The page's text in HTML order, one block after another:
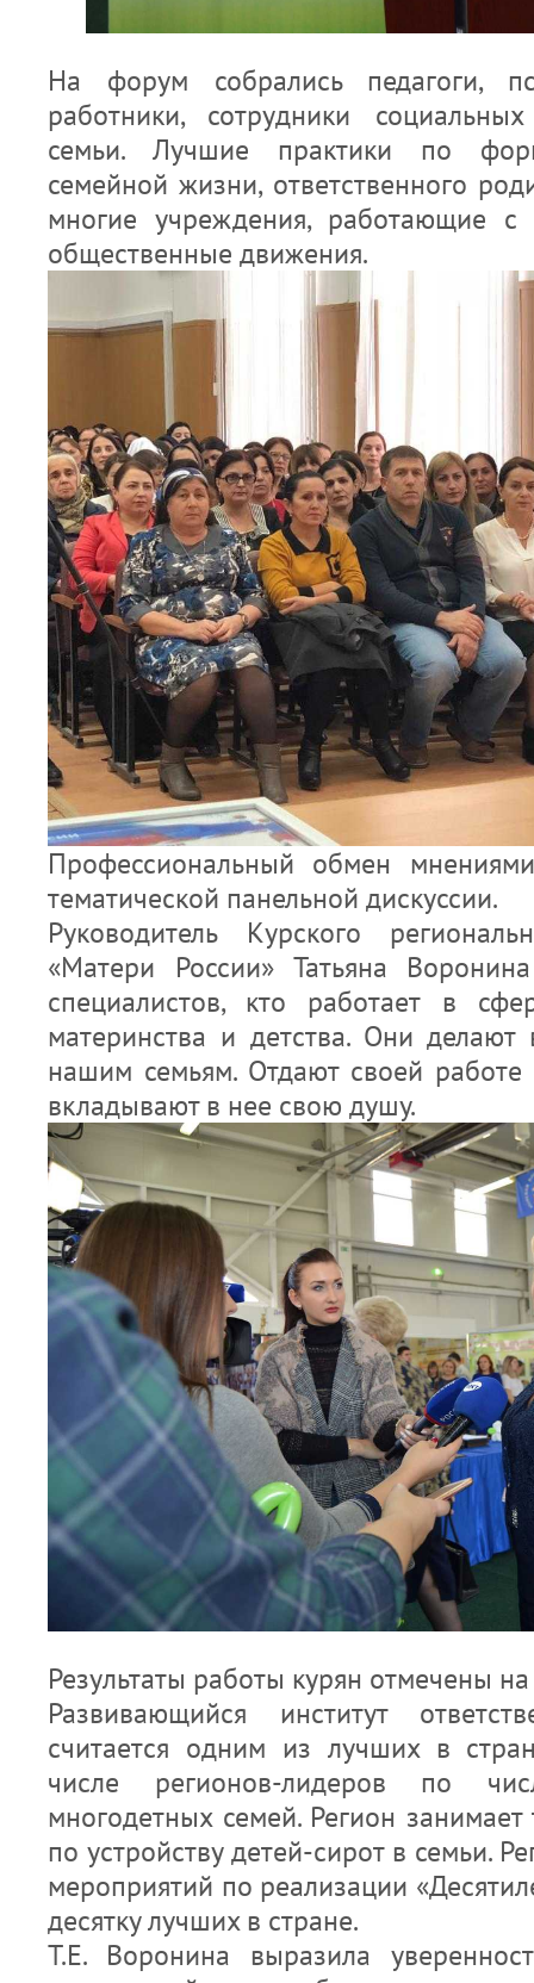
На форум собрались педагоги,
работники, сотрудники
семьи. Лучшие практики по
семейной жизни, ответственного
многие учреждения, работающие
общественные движения.
Профессиональный обмен
тематической панельной дискуссии.
Руководитель Курского
«Матери России» Татьяна
специалистов, кто работает в
материнства и детства. Они
нашим семьям. Отдают своей
вкладывают в нее свою душу.
Результаты работы курян отмечены
Развивающийся институт
считается одним из лучших в
числе регионов-лидеров по
многодетных семей. Регион
по устройству детей-сирот в семьи.
мероприятий по реализации
десятку лучших в стране.
Т.Е. Воронина выразила